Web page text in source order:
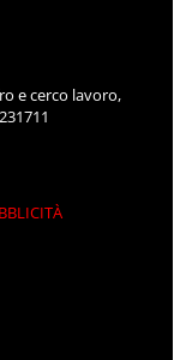
e cerco lavoro,